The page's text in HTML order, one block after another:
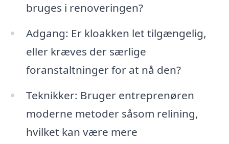
bruges i renoveringen?
Adgang: Er kloakken let tilgængelig,
eller kræves der særlige
foranstaltninger for at nå den?
Teknikker: Bruger entreprenøren
moderne metoder såsom relining,
hvilket kan være mere